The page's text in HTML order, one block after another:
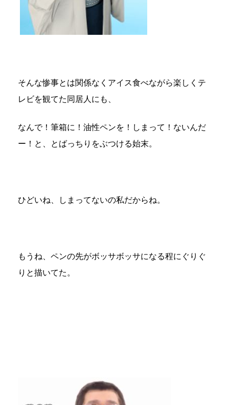
そんな惨事とは関係なくアイス食べながら楽しくテ
レビを観てた同居人にも、
なんで！筆箱に！油性ペンを！しまって！ないんだ
ー！と、とばっちりをぶつける始末。
ひどいね、しまってないの私だからね。
もうね、ペンの先がボッサボッサになる程にぐりぐ
りと描いてた。